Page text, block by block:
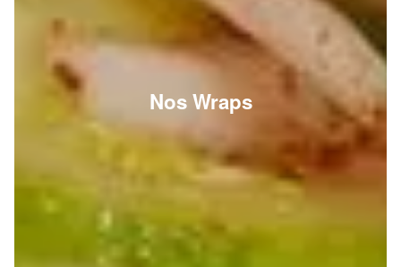
Nos Wraps